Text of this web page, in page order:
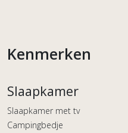
Kenmerken
Slaapkamer
Slaapkamer met tv
Campingbedje